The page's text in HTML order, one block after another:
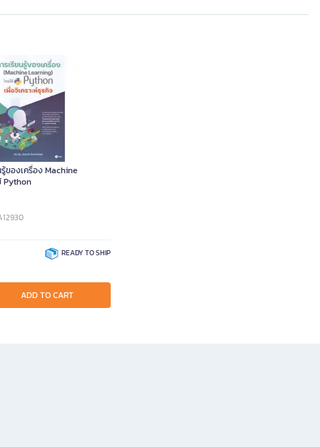
ของเครื่อง Machine
Python
READY TO SHIP
ADD TO CART